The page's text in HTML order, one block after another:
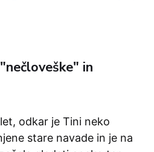
in
odkar je Tini neko
stare navade in je na